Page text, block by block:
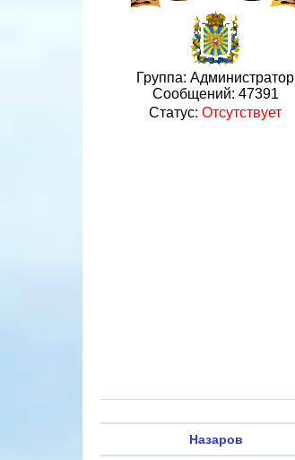
Группа: Администратор
Сообщений: 47391
Статус: Отсутствует
Назаров